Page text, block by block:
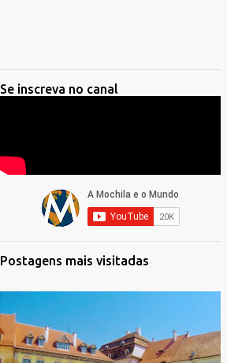
Se inscreva no canal
Postagens mais visitadas